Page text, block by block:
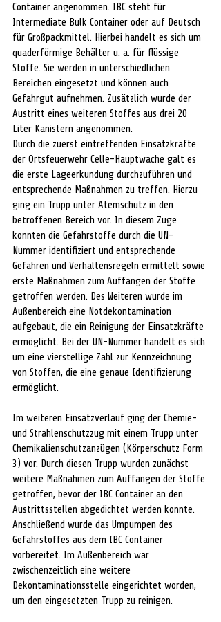
Container angenommen. IBC steht für
Intermediate Bulk Container oder auf Deutsch
für Großpackmittel. Hierbei handelt es sich um
quaderförmige Behälter u. a. für flüssige
Stoffe. Sie werden in unterschiedlichen
Bereichen eingesetzt und können auch
Gefahrgut aufnehmen. Zusätzlich wurde der
Austritt eines weiteren Stoffes aus drei 20
Liter Kanistern angenommen.
Durch die zuerst eintreffenden Einsatzkräfte
der Ortsfeuerwehr Celle-Hauptwache galt es
die erste Lageerkundung durchzuführen und
entsprechende Maßnahmen zu treffen. Hierzu
ging ein Trupp unter Atemschutz in den
betroffenen Bereich vor. In diesem Zuge
konnten die Gefahrstoffe durch die UN-
Nummer identifiziert und entsprechende
Gefahren und Verhaltensregeln ermittelt sowie
erste Maßnahmen zum Auffangen der Stoffe
getroffen werden. Des Weiteren wurde im
Außenbereich eine Notdekontamination
aufgebaut, die ein Reinigung der Einsatzkräfte
ermöglicht. Bei der UN-Nummer handelt es sich
um eine vierstellige Zahl zur Kennzeichnung
von Stoffen, die eine genaue Identifizierung
ermöglicht.
Im weiteren Einsatzverlauf ging der Chemie-
und Strahlenschutzzug mit einem Trupp unter
Chemikalienschutzanzügen (Körperschutz Form
3) vor. Durch diesen Trupp wurden zunächst
weitere Maßnahmen zum Auffangen der Stoffe
getroffen, bevor der IBC Container an den
Austrittsstellen abgedichtet werden konnte.
Anschließend wurde das Umpumpen des
Gefahrstoffes aus dem IBC Container
vorbereitet. Im Außenbereich war
zwischenzeitlich eine weitere
Dekontaminationsstelle eingerichtet worden,
um den eingesetzten Trupp zu reinigen.